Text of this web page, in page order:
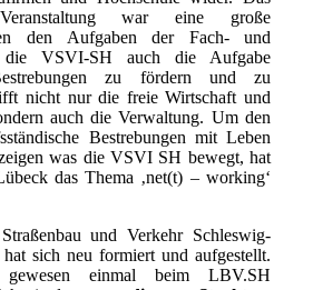
war eine große
den Aufgaben der Fach- und
die VSVI-SH auch die Aufgabe
zu fördern und zu
nicht nur die freie Wirtschaft und
auch die Verwaltung. Um den
Bestrebungen mit Leben
was die VSVI SH bewegt, hat
das Thema ‚net(t) – working‘
und Verkehr Schleswig-
sich neu formiert und aufgestellt.
einmal beim LBV.SH